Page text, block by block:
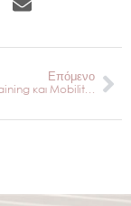
Επόμενο
Strength Training και Mobility: γιατί πρέπει να συνδυάζονται